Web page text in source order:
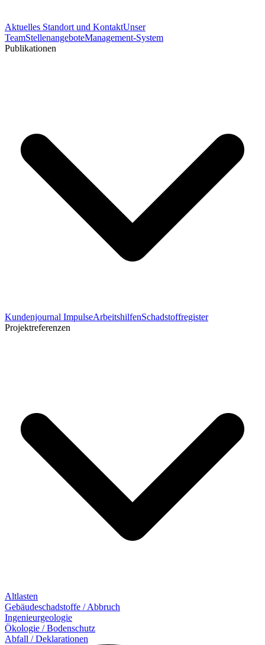
Aktuelles Standort und KontaktUnser
TeamStellenangeboteManagement-System
Publikationen
Kundenjournal ImpulseArbeitshilfenSchadstoffregister
Projektreferenzen
Altlasten
Gebäude­schadstoffe / Abbruch
Ingenieur­geologie
Ökologie / Bodenschutz
Abfall / Deklarationen